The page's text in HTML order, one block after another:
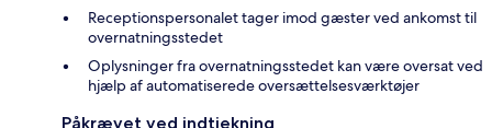
Receptionspersonalet tager imod gæster ved ankomst til
overnatningsstedet
Oplysninger fra overnatningsstedet kan være oversat ved
hjælp af automatiserede oversættelsesværktøjer
Påkrævet ved indtjekning